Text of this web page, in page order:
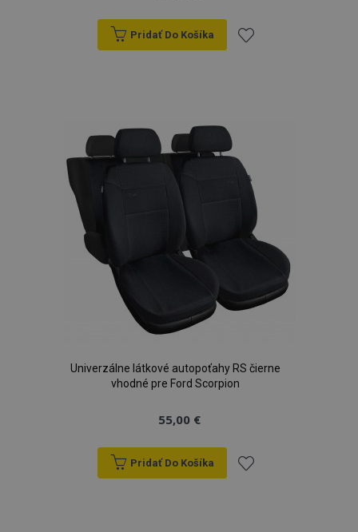
Pridať Do Košíka
prianí
Univerzálne látkové autopoťahy RS čierne
vhodné pre Ford Scorpion
55,00 €
Pridať Do Košíka